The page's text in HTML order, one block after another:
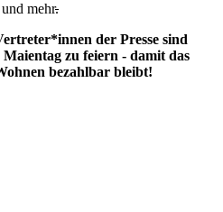
mehr.
der Presse sind
zu feiern - damit das
bezahlbar bleibt!